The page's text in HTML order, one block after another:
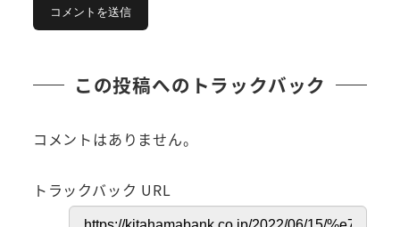
この投稿へのトラックバック
コメントはありません。
トラックバック URL